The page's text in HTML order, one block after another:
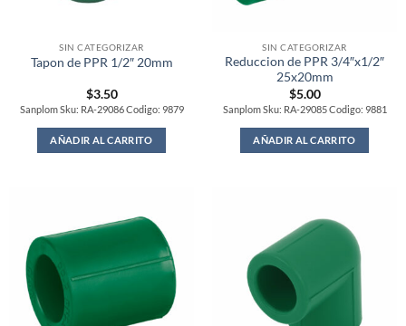
SIN CATEGORIZAR
Tapon de PPR 1/2″ 20mm
$3.50
Sanplom Sku: RA-29086 Codigo: 9879
AÑADIR AL CARRITO
SIN CATEGORIZAR
Reduccion de PPR 3/4″x1/2″
25x20mm
$5.00
Sanplom Sku: RA-29085 Codigo: 9881
AÑADIR AL CARRITO